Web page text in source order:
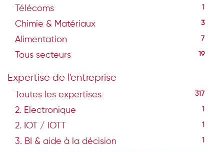
Télécoms 1
Chimie & Matériaux 3
Alimentation 7
Tous secteurs 19
Expertise de l'entreprise
Toutes les expertises 317
2. Electronique 1
2. IOT / IOTT 1
3. BI & aide à la décision 1